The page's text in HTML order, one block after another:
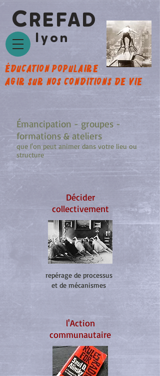
éducation populaire
agir sur nos conditions de vie
CREFAD
lyon
Émancipation - groupes -
formations & ateliers
que l'on peut animer dans votre lieu ou
structure
​Décider
collectivement
repérage de processus
et de mécanismes
l'Action
communautaire